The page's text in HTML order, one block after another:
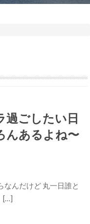
過ごしたい日
んあるよね〜
なんだけど 丸一日誰と
[…]